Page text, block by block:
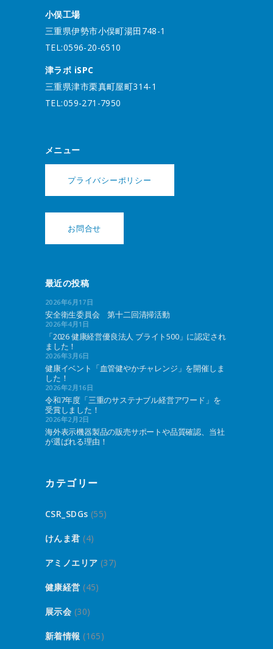
小俣工場
三重県伊勢市小俣町湯田748-1
TEL:0596-20-6510
津ラボ iSPC
三重県津市栗真町屋町314-1
TEL:059-271-7950
メニュー
プライバシーポリシー
お問合せ
最近の投稿
2026年6月17日
安全衛生委員会 第十二回清掃活動
2026年4月1日
「2026 健康経営優良法人 ブライト500」に認定され
ました！
2026年3月6日
健康イベント「血管健やかチャレンジ」を開催しま
した！
2026年2月16日
令和7年度「三重のサステナブル経営アワード」を
受賞しました！
2026年2月2日
海外表示機器製品の販売サポートや品質確認、当社
が選ばれる理由！
カテゴリー
CSR_SDGs (55)
けんま君 (4)
アミノエリア (37)
健康経営 (45)
展示会 (30)
新着情報 (165)